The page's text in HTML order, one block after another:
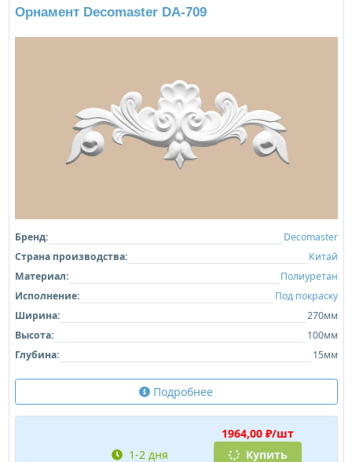
Орнамент Decomaster DA-709
Бренд:
Decomaster
Страна производства:
Китай
Материал:
Полиуретан
Исполнение:
Под покраску
Ширина:
270мм
Высота:
100мм
Глубина:
15мм
Подробнее
1964,00 ₽/шт
1-2 дня
Купить